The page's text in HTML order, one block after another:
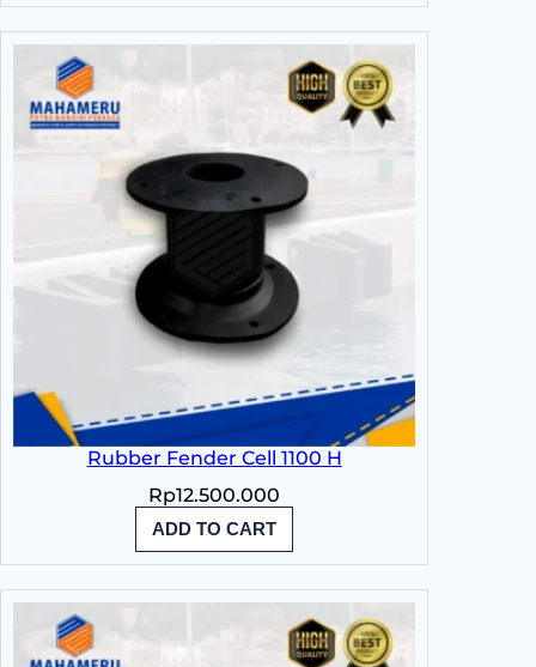
Rubber Fender Cell 1100 H
Rp12.500.000
ADD TO CART